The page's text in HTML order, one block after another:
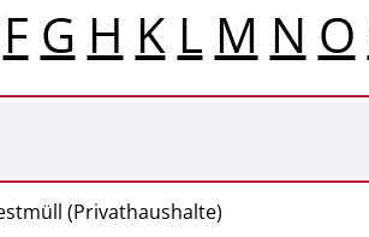
F G H K L M N O
(Privathaushalte)